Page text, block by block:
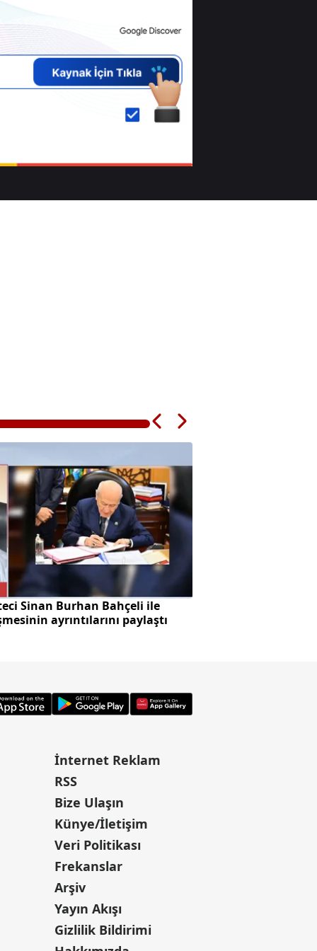
Sinan Burhan Bahçeli ile
ayrıntılarını paylaştı
İnternet Reklam
RSS
Bize Ulaşın
Künye/İletişim
Veri Politikası
Frekanslar
Arşiv
Yayın Akışı
Gizlilik Bildirimi